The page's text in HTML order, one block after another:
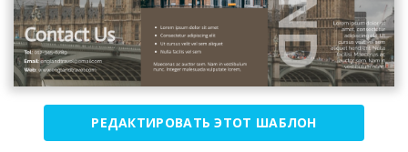
РЕДАКТИРОВАТЬ ЭТОТ ШАБЛОН